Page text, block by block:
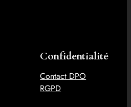
Confidentialité
Contact DPO
RGPD